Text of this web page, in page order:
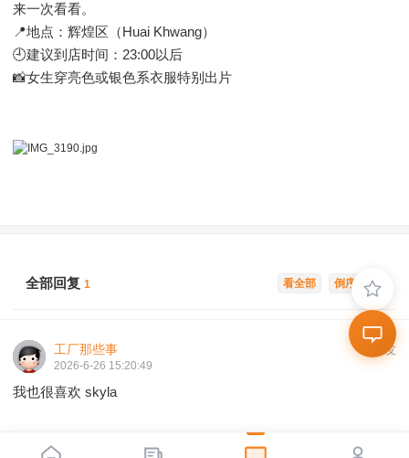
来一次看看。
📍地点：辉煌区（Huai Khwang）
🕘建议到店时间：23:00以后
📸女生穿亮色或银色系衣服特别出片
倒序浏览
看全部
全部回复 1
沙发
工厂那些事
2026-6-26 15:20:49
我也很喜欢 skyla